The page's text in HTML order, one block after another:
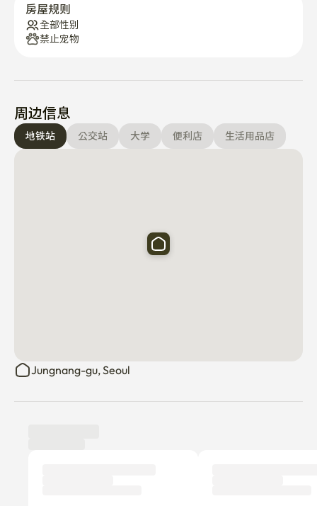
房屋规则
全部性别
禁止宠物
周边信息
地铁站 公交站 大学 便利店 生活用品店
Jungnang-gu, Seoul